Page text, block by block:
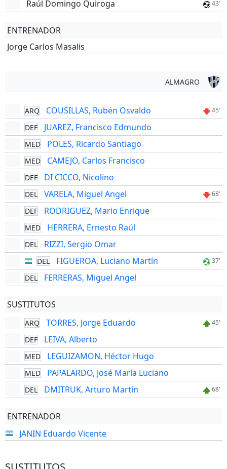
Raúl Domingo Quiroga 43'
ENTRENADOR
Jorge Carlos Masalis
ALMAGRO
ARQ COUSILLAS, Rubén Osvaldo 45'
DEF JUAREZ, Francisco Edmundo
MED POLES, Ricardo Santiago
MED CAMEJO, Carlos Francisco
DEF DI CICCO, Nicolino
DEL VARELA, Miguel Angel 68'
DEF RODRIGUEZ, Mario Enrique
MED HERRERA, Ernesto Raúl
DEL RIZZI, Sergio Omar
DEL FIGUEROA, Luciano Martín 37'
DEL FERRERAS, Miguel Angel
SUSTITUTOS
ARQ TORRES, Jorge Eduardo 45'
DEF LEIVA, Alberto
MED LEGUIZAMON, Héctor Hugo
MED PAPALARDO, José María Luciano
DEL DMITRUK, Arturo Martín 68'
ENTRENADOR
JANIN Eduardo Vicente